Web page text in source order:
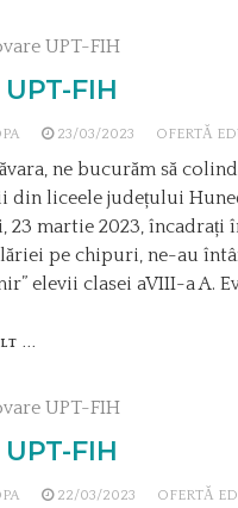
UPT-FIH
FIH
23/03/2023 OFERTĂ
ne bucurăm să
din liceele județului
23 martie 2023, încadrați
pe chipuri, ne-au
elevii clasei aVIII-a A.
...
UPT-FIH
FIH
22/03/2023 OFERTĂ